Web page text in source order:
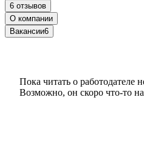
6 отзывов
О компании
Вакансии6
Пока читать о работодателе
Возможно, он скоро что‑то